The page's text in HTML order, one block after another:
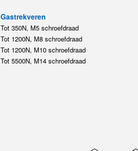
Gastrekveren
Tot 350N, M5 schroefdraad
Tot 1200N, M8 schroefdraad
Tot 1200N, M10 schroefdraad
Tot 5500N, M14 schroefdraad